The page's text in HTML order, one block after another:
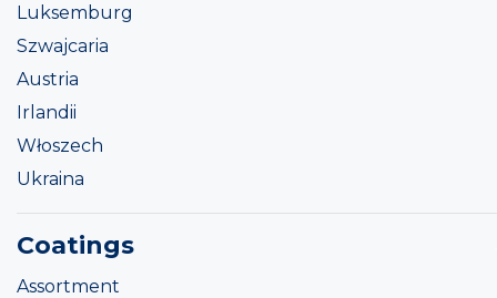
Luksemburg
Szwajcaria
Austria
Irlandii
Włoszech
Ukraina
Coatings
Assortment